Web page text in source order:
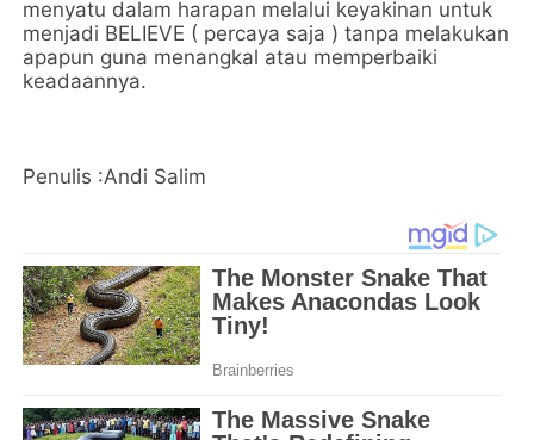
menyatu dalam harapan melalui keyakinan untuk
menjadi BELIEVE ( percaya saja ) tanpa melakukan
apapun guna menangkal atau memperbaiki
keadaannya.
Penulis :Andi Salim